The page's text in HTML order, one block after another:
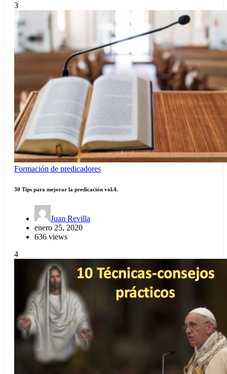
3
Formación de predicadores
30 Tips para mejorar la predicación vol.4.
Juan Revilla
enero 25, 2020
636 views
4